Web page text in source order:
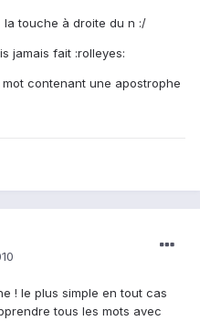
touche à droite du n :/
jamais fait :rolleyes:
contenant une apostrophe
! le plus simple en tout cas
tous les mots avec